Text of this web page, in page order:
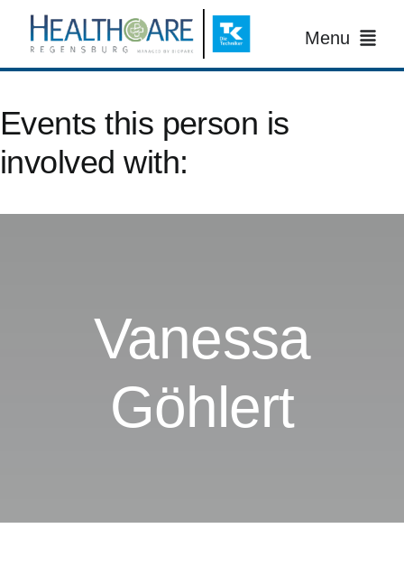
Inhalt
Menu
Startseite
Events this person is
involved with:
Vanessa
Göhlert